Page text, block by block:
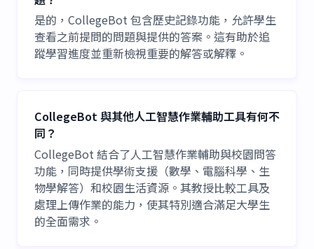
是的，CollegeBot 包含歷史記錄功能，允許學生
查看之前提問的問題與提供的答案。這有助於追
蹤學習進度並重新檢視重要的解答或解釋。
CollegeBot 與其他人工智慧作業輔助工具有何不
同？
CollegeBot 結合了人工智慧作業輔助與校園問答
功能，同時提供學術支援（數學、電腦科學、生
物學解答）和校園生活資源。其教授比較工具及
處理上傳作業的能力，使其特別適合滿足大學生
的全面需求。